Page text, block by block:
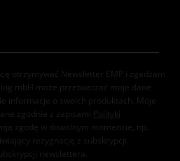
otrzymywać Newsletter EMP i zgadzam
mbH może przetwarzać moje dane
informacje o swoich produktach. Moje
zgodnie z zapisami
Polityki
zgodę w dowolnym momencie, np.
rezygnację z subskrypcji.
newslettera.